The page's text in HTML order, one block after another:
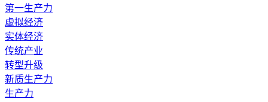
第一生产力
虚拟经济
实体经济
传统产业
转型升级
新质生产力
生产力